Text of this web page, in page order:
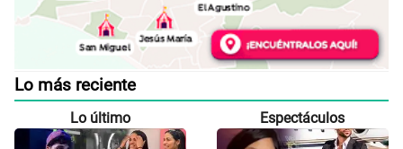
Lo más reciente
Lo último Espectáculos